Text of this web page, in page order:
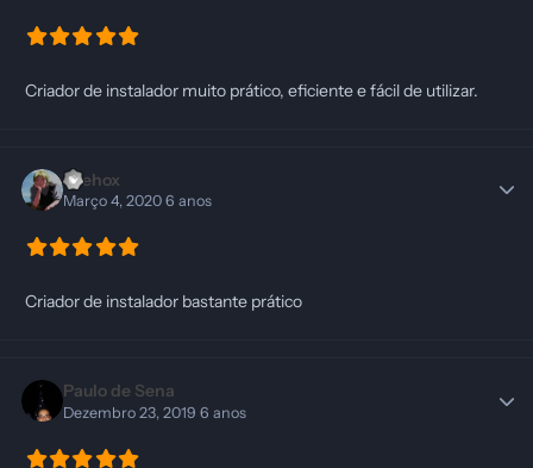
Criador de instalador muito prático, eficiente e fácil de utilizar.
eaehox
Março 4, 20206 anos
Criador de instalador bastante prático
Paulo de Sena
Dezembro 23, 20196 anos